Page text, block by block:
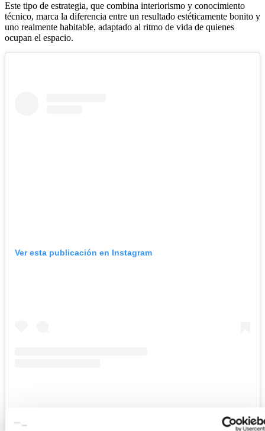
Este tipo de estrategia, que combina interiorismo y conocimiento
técnico, marca la diferencia entre un resultado estéticamente bonito y
uno realmente habitable, adaptado al ritmo de vida de quienes
ocupan el espacio.
Ver esta publicación en Instagram